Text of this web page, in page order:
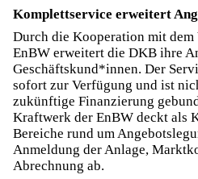
Komplettservice erweitert
Durch die Kooperation mit
EnBW erweitert die DKB ihre
Geschäftskund*innen. Der
sofort zur Verfügung und ist
zukünftige Finanzierung
Kraftwerk der EnBW deckt als
Bereiche rund um
Anmeldung der Anlage,
Abrechnung ab.